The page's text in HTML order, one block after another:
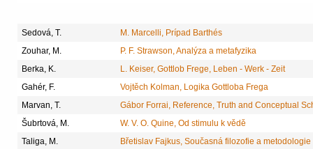
Sedová, T.
M. Marcelli, Prípad Barthés
Zouhar, M.
P. F. Strawson, Analýza a metafyzika
Berka, K.
L. Keiser, Gottlob Frege, Leben - Werk - Zeit
Gahér, F.
Vojtěch Kolman, Logika Gottloba Frega
Marvan, T.
Gábor Forrai, Reference, Truth and Conceptual
Šubrtová, M.
W. V. O. Quine, Od stimulu k vědě
Taliga, M.
Břetislav Fajkus, Současná filozofie a metodologie